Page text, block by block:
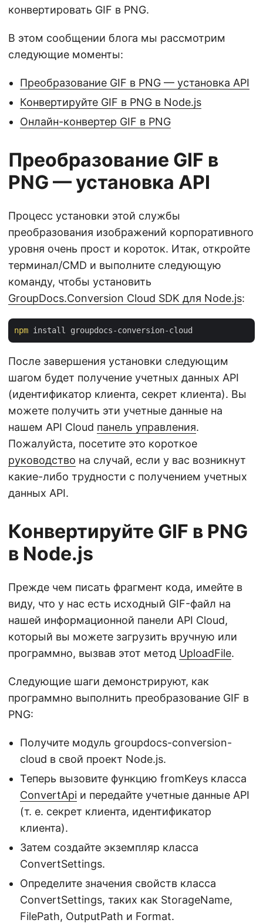
конвертировать GIF в PNG.
В этом сообщении блога мы рассмотрим
следующие моменты:
Преобразование GIF в PNG — установка API
Конвертируйте GIF в PNG в Node.js
Онлайн-конвертер GIF в PNG
Преобразование GIF в
PNG — установка API
Процесс установки этой службы
преобразования изображений корпоративного
уровня очень прост и короток. Итак, откройте
терминал/CMD и выполните следующую
команду, чтобы установить
GroupDocs.Conversion Cloud SDK для Node.js:
npm
После завершения установки следующим
шагом будет получение учетных данных API
(идентификатор клиента, секрет клиента). Вы
можете получить эти учетные данные на
нашем API Cloud панель управления.
Пожалуйста, посетите это короткое
руководство на случай, если у вас возникнут
какие-либо трудности с получением учетных
данных API.
Конвертируйте GIF в PNG
в Node.js
Прежде чем писать фрагмент кода, имейте в
виду, что у нас есть исходный GIF-файл на
нашей информационной панели API Cloud,
который вы можете загрузить вручную или
программно, вызвав этот метод UploadFile.
Следующие шаги демонстрируют, как
программно выполнить преобразование GIF в
PNG:
Получите модуль groupdocs-conversion-
cloud в свой проект Node.js.
Теперь вызовите функцию fromKeys класса
ConvertApi и передайте учетные данные API
(т. е. секрет клиента, идентификатор
клиента).
Затем создайте экземпляр класса
ConvertSettings.
Определите значения свойств класса
ConvertSettings, таких как StorageName,
FilePath, OutputPath и Format.